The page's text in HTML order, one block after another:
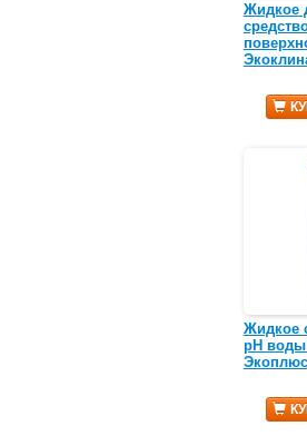
Жидкое
Жидкое
pH воды